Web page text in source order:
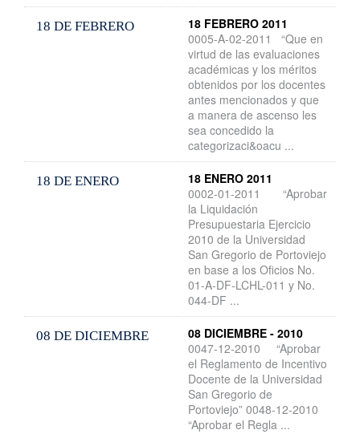
18 DE FEBRERO
18 FEBRERO 2011
0005-A-02-2011 “Que en
virtud de las evaluaciones
académicas y los méritos
obtenidos por los docentes
antes mencionados y que
a manera de ascenso les
sea concedido la
categorizaci&oacu ...
18 DE ENERO
18 ENERO 2011
0002-01-2011 “Aprobar
la Liquidación
Presupuestaria Ejercicio
2010 de la Universidad
San Gregorio de Portoviejo
en base a los Oficios No.
01-A-DF-LCHL-011 y No.
044-DF ...
08 DE DICIEMBRE
08 DICIEMBRE - 2010
0047-12-2010 “Aprobar
el Reglamento de Incentivo
Docente de la Universidad
San Gregorio de
Portoviejo” 0048-12-2010
“Aprobar el Regla ...